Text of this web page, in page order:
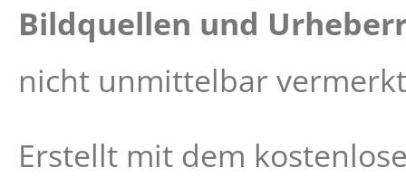
Bildquellen und
nicht unmittelbar
Erstellt mit dem